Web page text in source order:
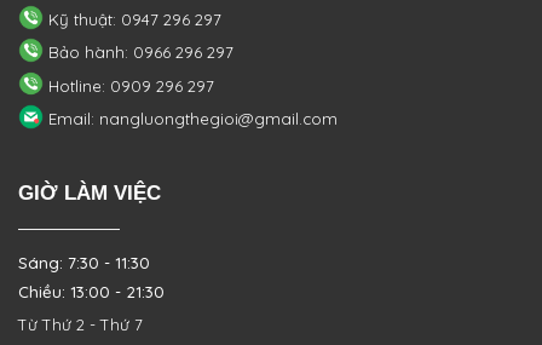
Kỹ thuật: 0947 296 297
Bảo hành: 0966 296 297
Hotline: 0909 296 297
Email: nangluongthegioi@gmail.com
GIỜ LÀM VIỆC
Sáng: 7:30 - 11:30
Chiều: 13:00 - 21:30
Từ Thứ 2 - Thứ 7